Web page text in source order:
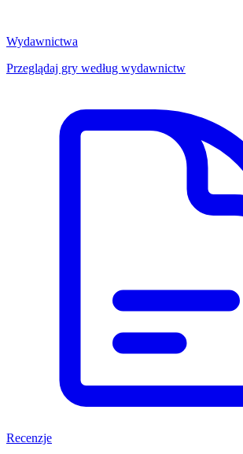
Wydawnictwa
Przeglądaj gry według wydawnictw
Recenzje